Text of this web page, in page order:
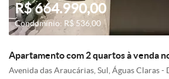
R$ 664.990,00
Condomínio: R$ 536,00
Apartamento com 2 quartos à venda
Avenida das Araucárias, Sul, Águas Claras -